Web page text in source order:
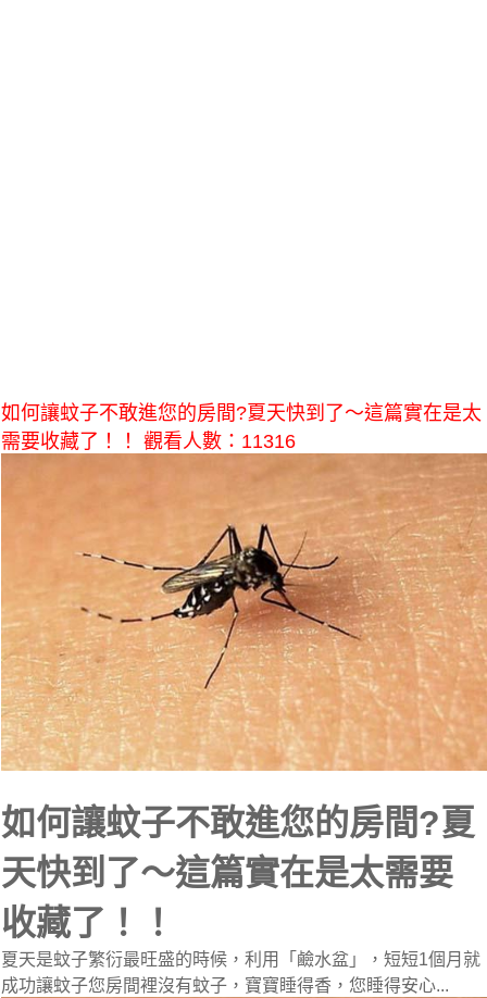
如何讓蚊子不敢進您的房間?夏天快到了～這篇實在是太
需要收藏了！！ 觀看人數：11316
如何讓蚊子不敢進您的房間?夏
天快到了～這篇實在是太需要
收藏了！！
夏天是蚊子繁衍最旺盛的時候，利用「鹼水盆」，短短1個月就
成功讓蚊子您房間裡沒有蚊子，寶寶睡得香，您睡得安心...